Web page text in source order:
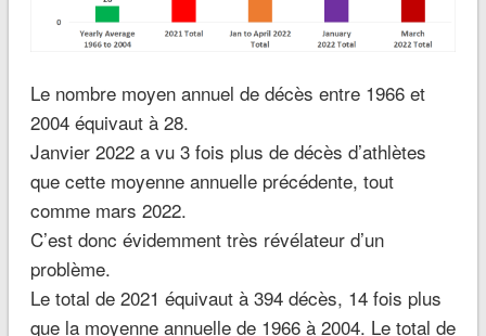
Le nombre moyen annuel de décès entre 1966 et
2004 équivaut à 28.
Janvier 2022 a vu 3 fois plus de décès d’athlètes
que cette moyenne annuelle précédente, tout
comme mars 2022.
C’est donc évidemment très révélateur d’un
problème.
Le total de 2021 équivaut à 394 décès, 14 fois plus
que la moyenne annuelle de 1966 à 2004. Le total de